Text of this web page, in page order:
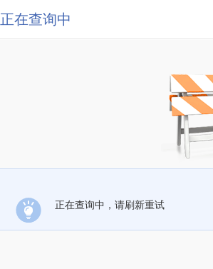
正在查询中
正在查询中，请刷新重试